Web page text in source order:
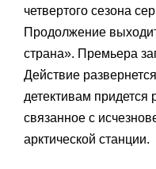
четвертого сезона
Продолжение
страна». Премьера
Действие
детективам придется
связанное с
арктической станции.